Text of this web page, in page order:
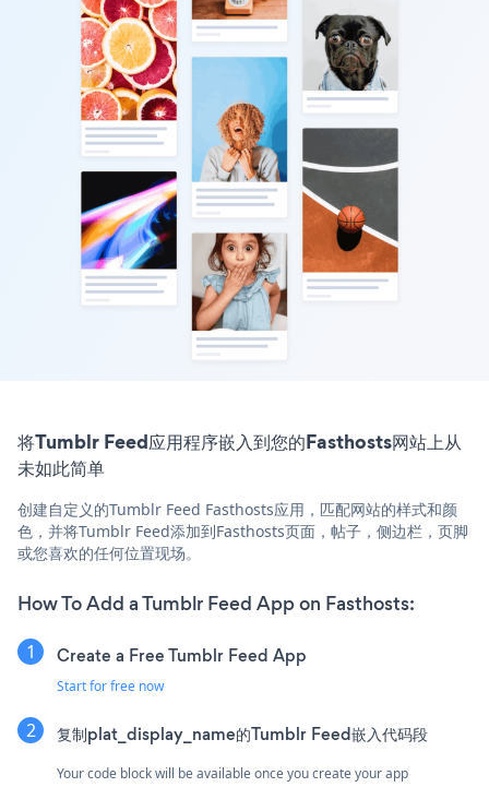
将Tumblr Feed应用程序嵌入到您的Fasthosts网站上从
未如此简单
创建自定义的Tumblr Feed Fasthosts应用，匹配网站的样式和颜
色，并将Tumblr Feed添加到Fasthosts页面，帖子，侧边栏，页脚
或您喜欢的任何位置现场。
How To Add a Tumblr Feed App on Fasthosts:
Create a Free Tumblr Feed App
Start for free now
复制plat_display_name的Tumblr Feed嵌入代码段
Your code block will be available once you create your app